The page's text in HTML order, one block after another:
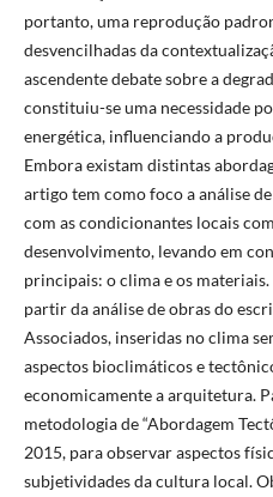
portanto, uma reprodução
desvencilhadas da
ascendente debate sobre a
constituiu-se uma necessidade
energética, influenciando a
Embora existam distintas
artigo tem como foco a análise
com as condicionantes locais
desenvolvimento, levando em
principais: o clima e os
partir da análise de obras do
Associados, inseridas no clima
aspectos bioclimáticos e
economicamente a arquitetura.
metodologia de “Abordagem
2015, para observar aspectos
subjetividades da cultura local.